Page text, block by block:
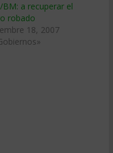
BM: a recuperar el
robado
18, 2007